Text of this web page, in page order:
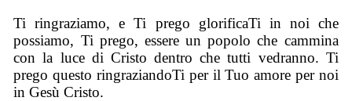
Ti ringraziamo, e Ti prego glorificaTi in noi che
possiamo, Ti prego, essere un popolo che cammina
con la luce di Cristo dentro che tutti vedranno. Ti
prego questo ringraziandoTi per il Tuo amore per noi
in Gesù Cristo.